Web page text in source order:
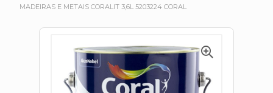
MADEIRAS E METAIS CORALIT 3,6L 5203224 CORAL